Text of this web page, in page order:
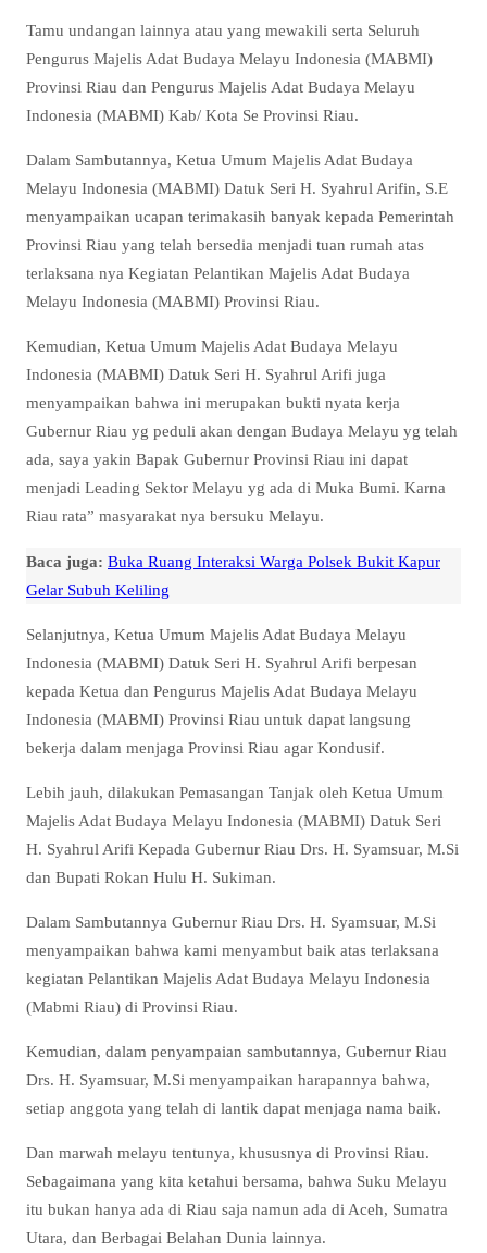
Tamu undangan lainnya atau yang mewakili serta Seluruh
Pengurus Majelis Adat Budaya Melayu Indonesia (MABMI)
Provinsi Riau dan Pengurus Majelis Adat Budaya Melayu
Indonesia (MABMI) Kab/ Kota Se Provinsi Riau.
Dalam Sambutannya, Ketua Umum Majelis Adat Budaya
Melayu Indonesia (MABMI) Datuk Seri H. Syahrul Arifin, S.E
menyampaikan ucapan terimakasih banyak kepada Pemerintah
Provinsi Riau yang telah bersedia menjadi tuan rumah atas
terlaksana nya Kegiatan Pelantikan Majelis Adat Budaya
Melayu Indonesia (MABMI) Provinsi Riau.
Kemudian, Ketua Umum Majelis Adat Budaya Melayu
Indonesia (MABMI) Datuk Seri H. Syahrul Arifi juga
menyampaikan bahwa ini merupakan bukti nyata kerja
Gubernur Riau yg peduli akan dengan Budaya Melayu yg telah
ada, saya yakin Bapak Gubernur Provinsi Riau ini dapat
menjadi Leading Sektor Melayu yg ada di Muka Bumi. Karna
Riau rata” masyarakat nya bersuku Melayu.
Baca juga: Buka Ruang Interaksi Warga Polsek Bukit Kapur
Gelar Subuh Keliling
Selanjutnya, Ketua Umum Majelis Adat Budaya Melayu
Indonesia (MABMI) Datuk Seri H. Syahrul Arifi berpesan
kepada Ketua dan Pengurus Majelis Adat Budaya Melayu
Indonesia (MABMI) Provinsi Riau untuk dapat langsung
bekerja dalam menjaga Provinsi Riau agar Kondusif.
Lebih jauh, dilakukan Pemasangan Tanjak oleh Ketua Umum
Majelis Adat Budaya Melayu Indonesia (MABMI) Datuk Seri
H. Syahrul Arifi Kepada Gubernur Riau Drs. H. Syamsuar, M.Si
dan Bupati Rokan Hulu H. Sukiman.
Dalam Sambutannya Gubernur Riau Drs. H. Syamsuar, M.Si
menyampaikan bahwa kami menyambut baik atas terlaksana
kegiatan Pelantikan Majelis Adat Budaya Melayu Indonesia
(Mabmi Riau) di Provinsi Riau.
Kemudian, dalam penyampaian sambutannya, Gubernur Riau
Drs. H. Syamsuar, M.Si menyampaikan harapannya bahwa,
setiap anggota yang telah di lantik dapat menjaga nama baik.
Dan marwah melayu tentunya, khususnya di Provinsi Riau.
Sebagaimana yang kita ketahui bersama, bahwa Suku Melayu
itu bukan hanya ada di Riau saja namun ada di Aceh, Sumatra
Utara, dan Berbagai Belahan Dunia lainnya.